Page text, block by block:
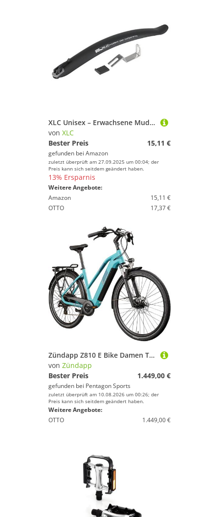
XLC Unisex – Erwachsene Mudguard Rear MG-C13, Schwarz Rot, 26-29"
von XLC
Bester Preis
15,11 €
gefunden bei Amazon
zuletzt überprüft am 27.09.2025 um 00:04; der
Preis kann sich seitdem geändert haben.
13% Ersparnis
Weitere Angebote:
Amazon
15,11 €
OTTO
17,37 €
Zündapp Z810 E Bike Damen Trekkingrad ab 165 cm Elektrofahrrad 550 Wh Pedelec Trekking Rad Fahrrad mit 8 Gang und Beleuchtung StVZO
von Zündapp
Bester Preis
1.449,00 €
gefunden bei Pentagon Sports
zuletzt überprüft am 10.08.2026 um 00:26; der
Preis kann sich seitdem geändert haben.
Weitere Angebote:
OTTO
1.449,00 €